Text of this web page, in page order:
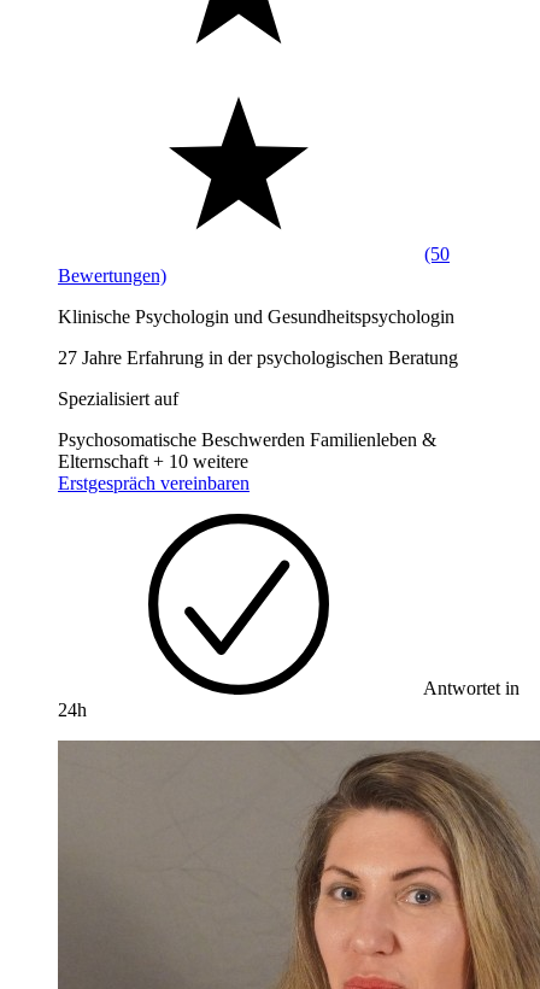
(50
Bewertungen)
Klinische Psychologin und Gesundheitspsychologin
27 Jahre Erfahrung in der psychologischen Beratung
Spezialisiert auf
Psychosomatische Beschwerden Familienleben &
Elternschaft + 10 weitere
Erstgespräch vereinbaren
Antwortet in
24h